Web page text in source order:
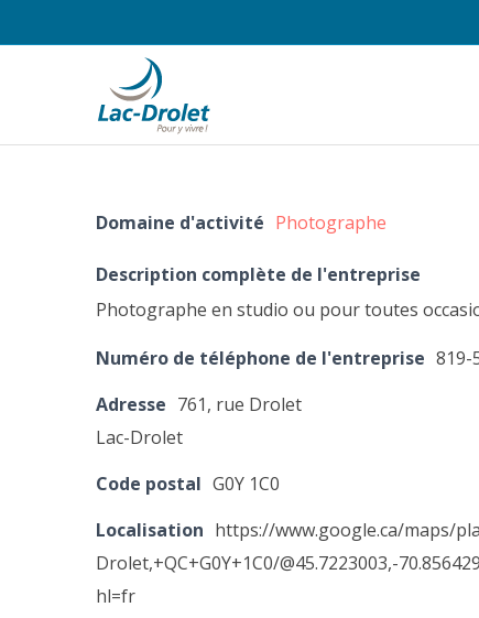
Domaine d'activité Photographe
Description complète de l'entreprise
Photographe en studio ou pour toutes
Numéro de téléphone de l'entreprise 819-
Adresse 761, rue Drolet
Lac-Drolet
Code postal G0Y 1C0
Localisation https://www.google.ca/maps/
Drolet,+QC+G0Y+1C0/@45.7223003,-
hl=fr